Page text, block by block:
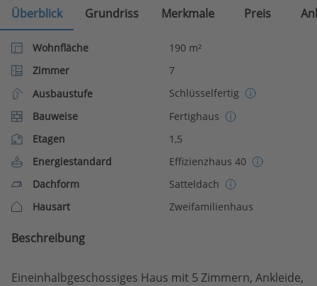
Überblick Grundriss Merkmale Preis
Wohnfläche
190 m²
Zimmer
7
Ausbaustufe
Schlüsselfertig
Bauweise
Fertighaus
Etagen
1,5
Energiestandard
Effizienzhaus 40
Dachform
Satteldach
Hausart
Zweifamilienhaus
Beschreibung
Eineinhalbgeschossiges Haus mit 5 Zimmern, Ankleide,